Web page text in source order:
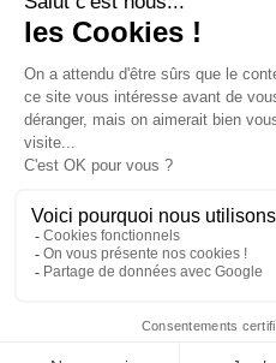
Un conseiller
Une solution pour raccrocher
© 2026 - Côté Formations - par
Menu Pied de page
Mentions Légales
Politique de confidentialité